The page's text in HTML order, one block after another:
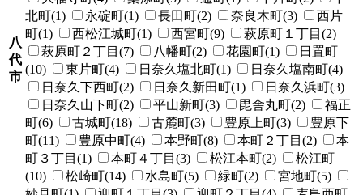
八
代
市
北町(1)
永碇町(1) 長田町(2) 奈良木町(3)
西片
町(1)
西松江城町(1) 西宮町(9)
萩原町１丁目(2)
萩原町２丁目(7)
八幡町(2) 花園町(1)
日置町
(10)
東片町(4) 日奈久塩北町(1)
日奈久塩南町(4)
日奈久下西町(2)
日奈久新田町(1)
日奈久浜町(3)
日奈久山下町(2)
平山新町(3) 毘舎丸町(2)
福正
町(6)
古城町(18) 古麓町(3) 豊原上町(3)
豊原下
町(11)
豊原中町(4) 本野町(8) 本町２丁目(2)
本
町３丁目(1)
本町４丁目(3) 松江本町(2)
松江町
(10)
松崎町(14) 水島町(5) 緑町(2)
宮地町(5)